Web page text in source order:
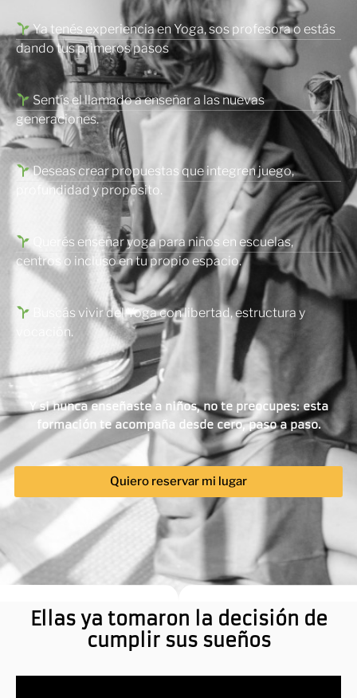
Ya tenés experiencia en Yoga, sos profesora o estás
dando tus primeros pasos
Sentís el llamado a enseñar a las nuevas
generaciones.
Deseas crear propuestas que integren juego,
profundidad y propósito.
Querés enseñar yoga para niños en escuelas,
centros o incluso en tu propio espacio.
Buscás vivir del Yoga con libertad, estructura y
vocación.
Y si nunca enseñaste a niños, no te preocupes: esta
formación te acompaña desde cero, paso a paso.
Quiero reservar mi lugar
Ellas ya tomaron la decisión de
cumplir sus sueños